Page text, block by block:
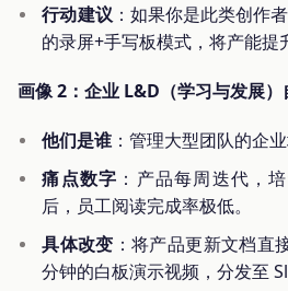
行动建议 ：如果你是此类创作
的录屏+手写板模式，将产能提
画像 2：企业 L&D（学习与发展
他们是谁 ：管理大型团队的企业
痛点数字 ：产品每周迭代，
后，员工阅读完成率极低。
具体改变 ：将产品更新文档直
分钟的白板演示视频，分发至